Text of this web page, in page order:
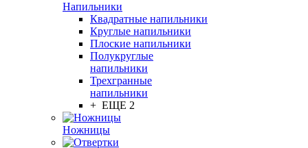
Напильники
Квадратные напильники
Круглые напильники
Плоские напильники
Полукруглые
напильники
Трехгранные
напильники
+ ЕЩЕ 2
Ножницы